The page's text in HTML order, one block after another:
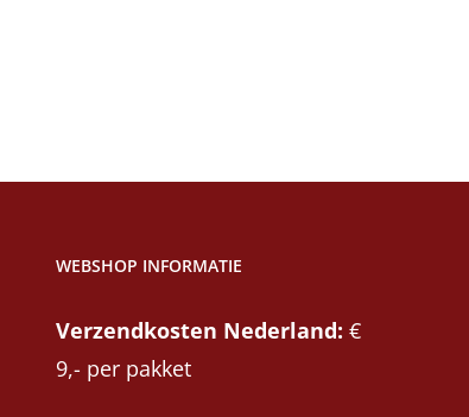
WEBSHOP INFORMATIE
Verzendkosten Nederland: €
9,- per pakket